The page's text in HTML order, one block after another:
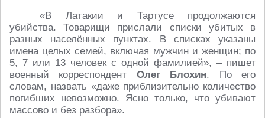
«В Латакии и Тартусе продолжаются
убийства. Товарищи прислали списки убитых в
разных населённых пунктах. В списках указаны
имена целых семей, включая мужчин и женщин; по
5, 7 или 13 человек с одной фамилией», – пишет
военный корреспондент Олег Блохин. По его
словам, назвать «даже приблизительно количество
погибших невозможно. Ясно только, что убивают
массово и без разбора».